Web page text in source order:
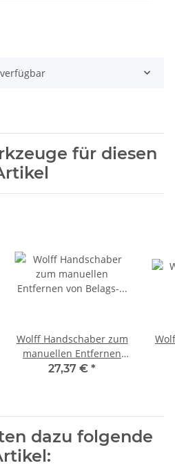
für diesen
Wolff Handschaber zum
manuellen Entfernen
von Belags- oder
27,37 € *
dazu folgende